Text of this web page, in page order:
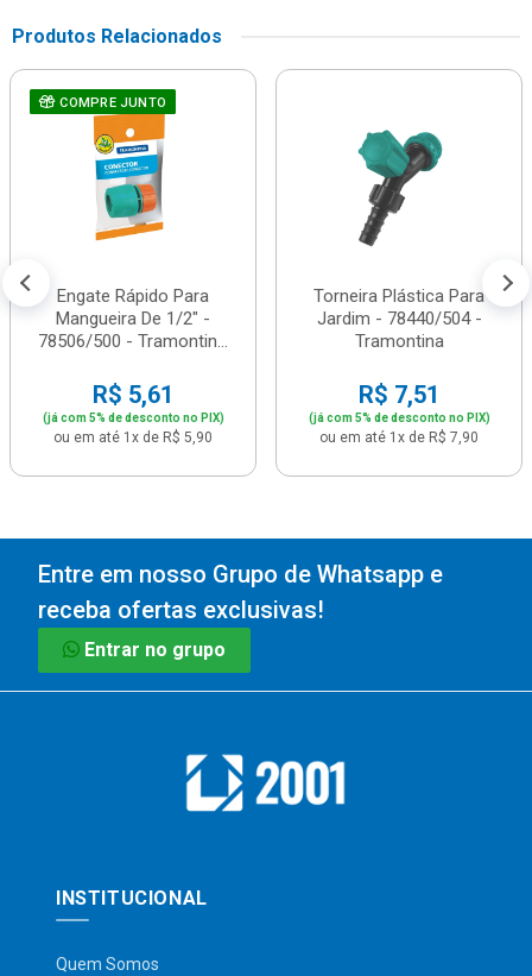
Produtos Relacionados
COMPRE JUNTO
Engate Rápido Para
Mangueira De 1/2" -
78506/500 - Tramontin...
R$ 5,61
(já com 5% de desconto no PIX)
ou em até 1x de R$ 5,90
Torneira Plástica Para
Jardim - 78440/504 -
Tramontina
R$ 7,51
(já com 5% de desconto no PIX)
ou em até 1x de R$ 7,90
Entre em nosso Grupo de Whatsapp e
receba ofertas exclusivas!
Entrar no grupo
INSTITUCIONAL
Quem Somos